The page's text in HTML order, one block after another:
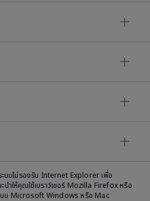
ะบบไม่รองรับ Internet Explorer เพื่อ
นำให้คุณใช้เบราว์เซอร์ Mozilla Firefox หรือ
บบ Microsoft Windows หรือ Mac